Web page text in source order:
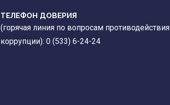
ТЕЛЕФОН ДОВЕРИЯ
(горячая линия по вопросам противодействия
коррупции): 0 (533) 6-24-24